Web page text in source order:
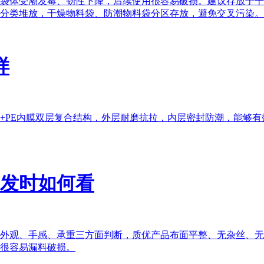
类堆放，干燥物料袋、防潮物料袋分区存放，避免交叉污染
内膜双层复合结构，外层耐磨抗拉，内层密封防潮，能够
时如何看
观、手感、承重三方面判断，质优产品布面平整、无杂丝、
容易漏料破损。